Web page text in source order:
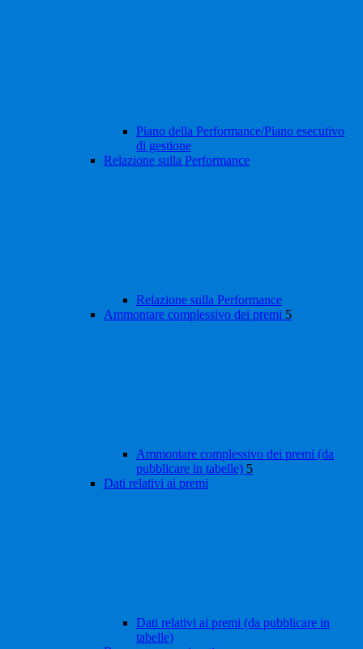
Piano della Performance/Piano esecutivo
di gestione
Relazione sulla Performance
Relazione sulla Performance
Ammontare complessivo dei premi 5
Ammontare complessivo dei premi (da
pubblicare in tabelle) 5
Dati relativi ai premi
Dati relativi ai premi (da pubblicare in
tabelle)